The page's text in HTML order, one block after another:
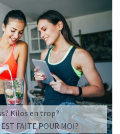
sans pic de glycémie,
la matinée et un allié parfait
le plaisir d’un vrai café
affamé.
Glacé Protéiné
PROTÉINÉ
Kilos en trop?
FAITE POUR MOI?